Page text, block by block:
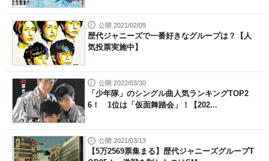
公開 2021/02/09
歴代ジャニーズで一番好きなグループは？【人
気投票実施中】
公開 2022/03/30
「少年隊」のシングル曲人気ランキングTOP2
6！ 1位は「仮面舞踏会」！【202...
公開 2021/03/13
【5万2569票集まる】歴代ジャニーズグループT